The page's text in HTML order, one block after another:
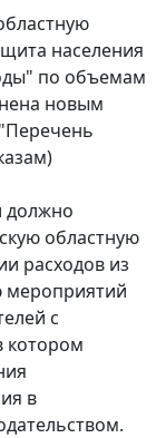
населения
по объемам
новым
должно
областную
расходов из
мероприятий
с
котором
в